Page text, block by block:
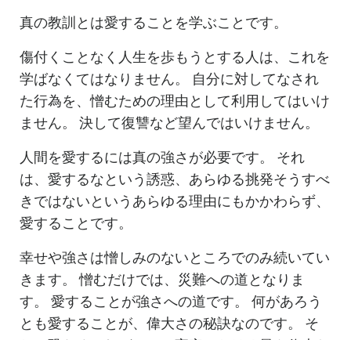
真の教訓とは愛することを学ぶことです。
傷付くことなく人生を歩もうとする人は、これを
学ばなくてはなりません。 自分に対してなされ
た行為を、憎むための理由として利用してはいけ
ません。 決して復讐など望んではいけません。
人間を愛するには真の強さが必要です。 それ
は、愛するなという誘惑、あらゆる挑発そうすべ
きではないというあらゆる理由にもかかわらず、
愛することです。
幸せや強さは憎しみのないところでのみ続いてい
きます。 憎むだけでは、災難への道となりま
す。 愛することが強さへの道です。 何があろう
とも愛することが、偉大さの秘訣なのです。 そ